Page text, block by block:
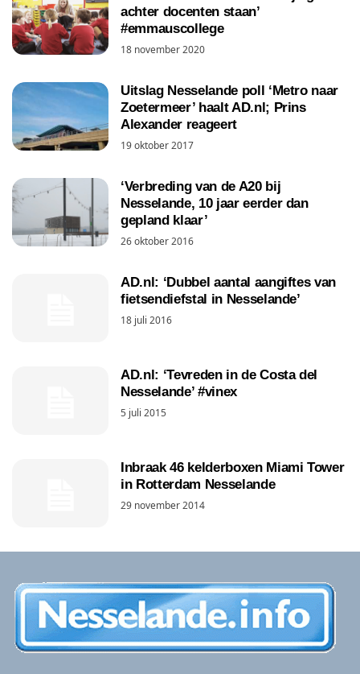
achter docenten staan’
#emmauscollege
18 november 2020
Uitslag Nesselande poll ‘Metro naar
Zoetermeer’ haalt AD.nl; Prins
Alexander reageert
19 oktober 2017
‘Verbreding van de A20 bij
Nesselande, 10 jaar eerder dan
gepland klaar’
26 oktober 2016
AD.nl: ‘Dubbel aantal aangiftes van
fietsendiefstal in Nesselande’
18 juli 2016
AD.nl: ‘Tevreden in de Costa del
Nesselande’ #vinex
5 juli 2015
Inbraak 46 kelderboxen Miami Tower
in Rotterdam Nesselande
29 november 2014